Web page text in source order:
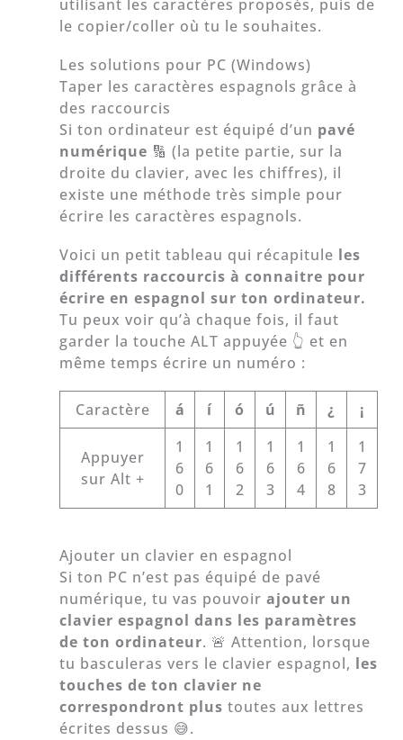
utilisant les caractères proposés, puis de
le copier/coller où tu le souhaites.
Les solutions pour PC (Windows)
Taper les caractères espagnols grâce à
des raccourcis
Si ton ordinateur est équipé d’un pavé
numérique 🔢 (la petite partie, sur la
droite du clavier, avec les chiffres), il
existe une méthode très simple pour
écrire les caractères espagnols.
Voici un petit tableau qui récapitule les
différents raccourcis à connaitre pour
écrire en espagnol sur ton ordinateur.
Tu peux voir qu’à chaque fois, il faut
garder la touche ALT appuyée 👆 et en
même temps écrire un numéro :
Caractère á í ó ú ñ ¿ ¡
Appuyer
sur Alt +
1
6
0
1
6
1
1
6
2
1
6
3
1
6
4
1
6
8
1
7
3
Ajouter un clavier en espagnol
Si ton PC n’est pas équipé de pavé
numérique, tu vas pouvoirajouter un
clavier espagnol dans les paramètres
de ton ordinateur. 🚨 Attention, lorsque
tu basculeras vers le clavier espagnol, les
touches de ton clavier ne
correspondront plustoutes aux lettres
écrites dessus 😅.